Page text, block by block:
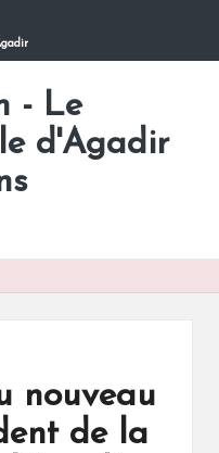
- Le
d'Agadir
nouveau
de la